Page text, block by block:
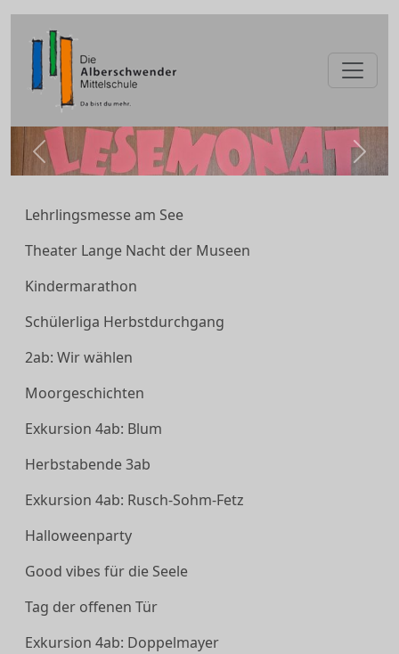
zurück
Lehrlingsmesse am See
Theater Lange Nacht der Museen
Kindermarathon
Schülerliga Herbstdurchgang
2ab: Wir wählen
Moorgeschichten
Exkursion 4ab: Blum
Herbstabende 3ab
Exkursion 4ab: Rusch-Sohm-Fetz
Halloweenparty
Good vibes für die Seele
Tag der offenen Tür
Exkursion 4ab: Doppelmayer